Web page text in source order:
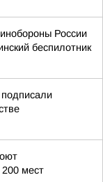
России
беспилотник
подписали
мест